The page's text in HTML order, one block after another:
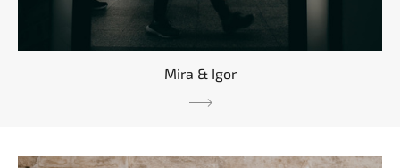
Mira & Igor